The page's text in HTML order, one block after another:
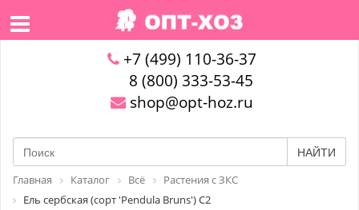
+7 (499) 110-36-37
8 (800) 333-53-45
shop@opt-hoz.ru
НАЙТИ
Главная Каталог Всё
Растения с ЗКС
Ель сербская (сорт 'Pendula Bruns') C2